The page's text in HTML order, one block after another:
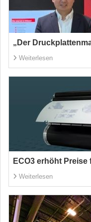
„Der
Weiterlesen
ECO3 erhöht
Weiterlesen